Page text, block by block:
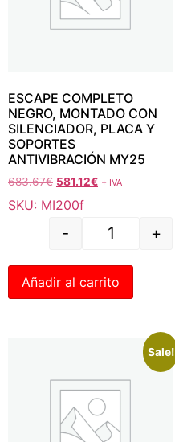
ESCAPE COMPLETO
NEGRO, MONTADO CON
SILENCIADOR, PLACA Y
SOPORTES
ANTIVIBRACIÓN MY25
683.67€ 581.12€ + IVA
SKU: MI200f
- +
Añadir al carrito
Sale!